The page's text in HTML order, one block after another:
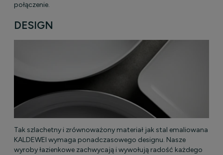
połączenie.
DESIGN
Tak szlachetny i zrównoważony materiał jak stal emaliowana
KALDEWEI wymaga ponadczasowego designu. Nasze
wyroby łazienkowe zachwycają i wywołują radość każdego